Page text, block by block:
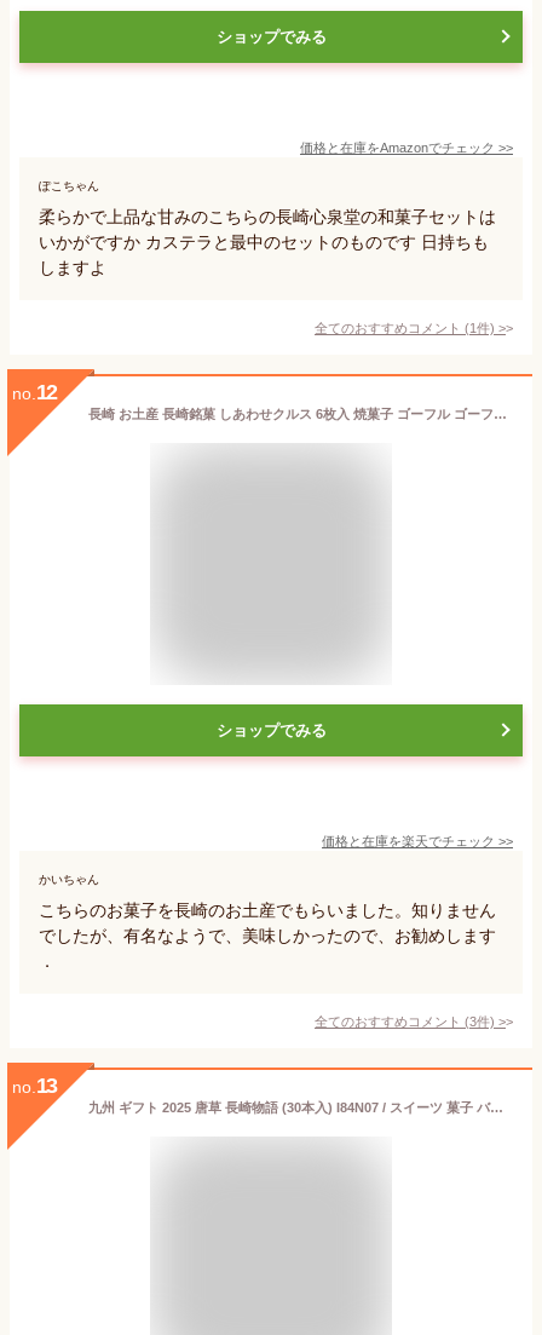
ショップでみる
価格と在庫をAmazonでチェック >>
ぽこちゃん
柔らかで上品な甘みのこちらの長崎心泉堂の和菓子セットは
いかがですか カステラと最中のセットのものです 日持ちも
しますよ
全てのおすすめコメント (1件) >
no. 12
長崎 お土産 長崎銘菓 しあわせクルス 6枚入 焼菓子 ゴーフル ゴーフレット 苺 いちご イチゴ さちのか 長崎 お菓子 スイーツ 土産 修学旅行 長崎土産 手土産 ギフト プチギフト プレゼント かわいい お取り寄せ お礼 個包装
ショップでみる
価格と在庫を楽天でチェック >>
かいちゃん
こちらのお菓子を長崎のお土産でもらいました。知りません
でしたが、有名なようで、美味しかったので、お勧めします
．
全てのおすすめコメント (3件) >
no. 13
九州 ギフト 2025 唐草 長崎物語 (30本入) I84N07 / スイーツ 菓子 バームクーヘン クリーム ケーキ 焼き菓子 和菓子 洋菓子 / 個包装 小分け 長崎銘菓 お取り寄せ 詰め合わせ 【長崎土産】【唐草】【常温】